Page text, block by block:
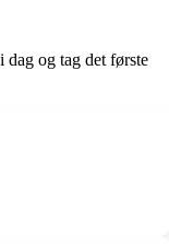
dag og tag det første